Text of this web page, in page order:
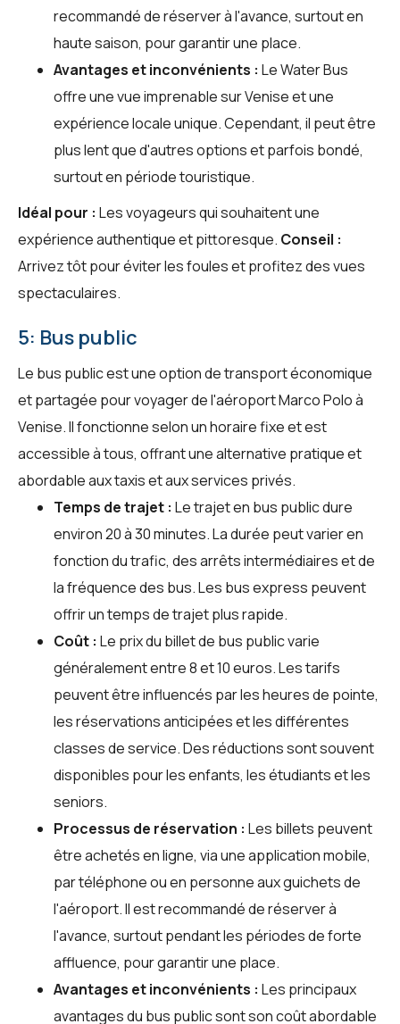
recommandé de réserver à l'avance, surtout en
haute saison, pour garantir une place.
Avantages et inconvénients : Le Water Bus
offre une vue imprenable sur Venise et une
expérience locale unique. Cependant, il peut être
plus lent que d'autres options et parfois bondé,
surtout en période touristique.
Idéal pour : Les voyageurs qui souhaitent une
expérience authentique et pittoresque. Conseil :
Arrivez tôt pour éviter les foules et profitez des vues
spectaculaires.
5: Bus public
Le bus public est une option de transport économique
et partagée pour voyager de l'aéroport Marco Polo à
Venise. Il fonctionne selon un horaire fixe et est
accessible à tous, offrant une alternative pratique et
abordable aux taxis et aux services privés.
Temps de trajet : Le trajet en bus public dure
environ 20 à 30 minutes. La durée peut varier en
fonction du trafic, des arrêts intermédiaires et de
la fréquence des bus. Les bus express peuvent
offrir un temps de trajet plus rapide.
Coût : Le prix du billet de bus public varie
généralement entre 8 et 10 euros. Les tarifs
peuvent être influencés par les heures de pointe,
les réservations anticipées et les différentes
classes de service. Des réductions sont souvent
disponibles pour les enfants, les étudiants et les
seniors.
Processus de réservation : Les billets peuvent
être achetés en ligne, via une application mobile,
par téléphone ou en personne aux guichets de
l'aéroport. Il est recommandé de réserver à
l'avance, surtout pendant les périodes de forte
affluence, pour garantir une place.
Avantages et inconvénients : Les principaux
avantages du bus public sont son coût abordable